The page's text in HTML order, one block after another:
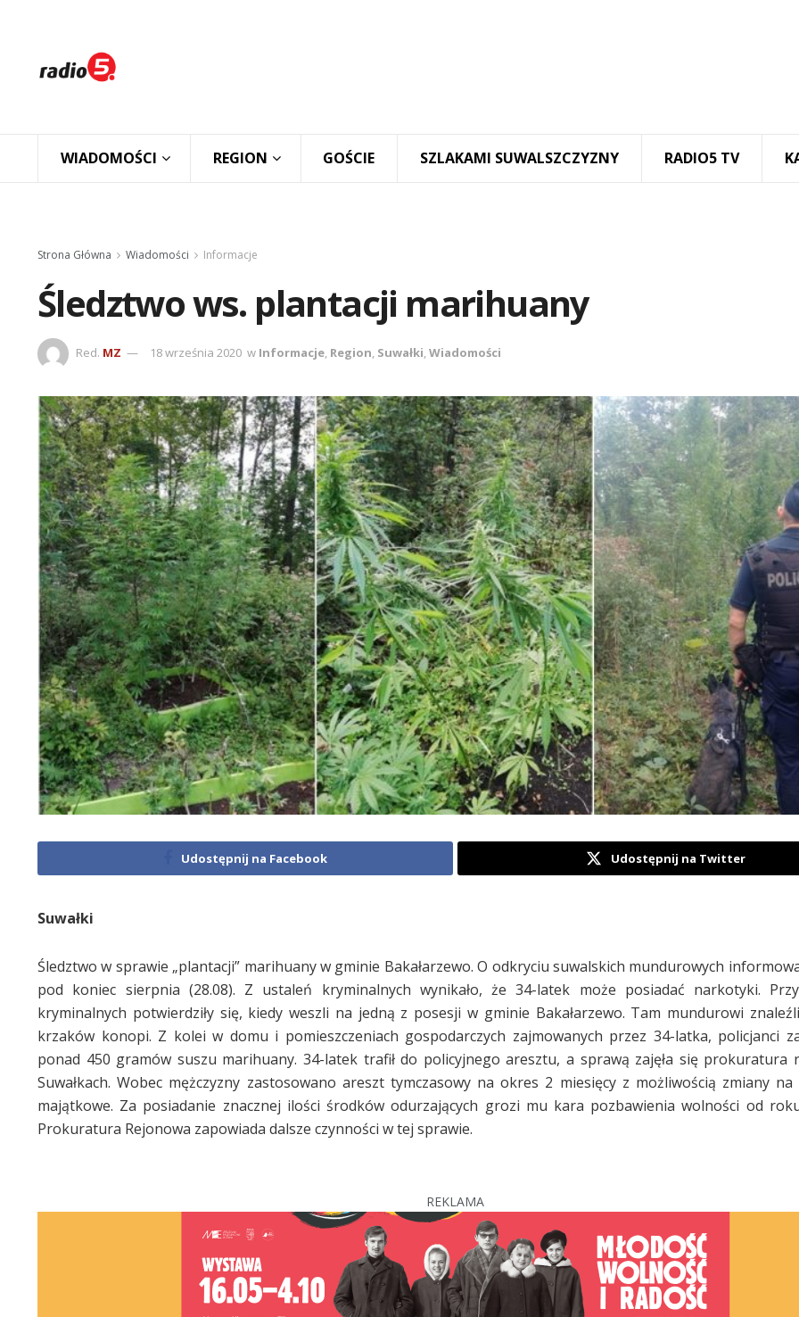
WIADOMOŚCI REGION GOŚCIE SZLAKAMI SUWALSZCZYZNY RADIO5 TV
Strona Główna Wiadomości Informacje
Śledztwo ws. plantacji marihuany
Red. MZ 18 września 2020 w Informacje, Region, Suwałki,Wiadomości
Udostępnij na Facebook Udostępnij na Twitter
Suwałki
Śledztwo w sprawie „plantacji” marihuany w gminie Bakałarzewo. O odkryciu suwalskich mundurowych
pod koniec sierpnia (28.08). Z ustaleń kryminalnych wynikało, że 34-latek może posiadać narkotyki.
kryminalnych potwierdziły się, kiedy weszli na jedną z posesji w gminie Bakałarzewo. Tam mundurowi
krzaków konopi. Z kolei w domu i pomieszczeniach gospodarczych zajmowanych przez 34-latka, policjanci
ponad 450 gramów suszu marihuany. 34-latek trafił do policyjnego aresztu, a sprawą zajęła się prokuratura
Suwałkach. Wobec mężczyzny zastosowano areszt tymczasowy na okres 2 miesięcy z możliwością zmiany
majątkowe. Za posiadanie znacznej ilości środków odurzających grozi mu kara pozbawienia wolności od
Prokuratura Rejonowa zapowiada dalsze czynności w tej sprawie.
REKLAMA